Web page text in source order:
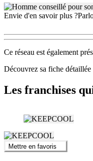
Envie d'en savoir plus ?
Ce réseau est également
Découvrez sa fiche
Les franchises
Mettre en favoris